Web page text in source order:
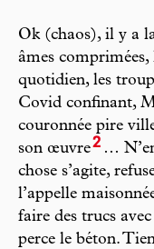
Ok (chaos), il y a
âmes
quotidien, les
Covid confinant,
couronnée pire
son œuvre2 …
chose s’agite,
l’appelle
faire des trucs
perce le béton.